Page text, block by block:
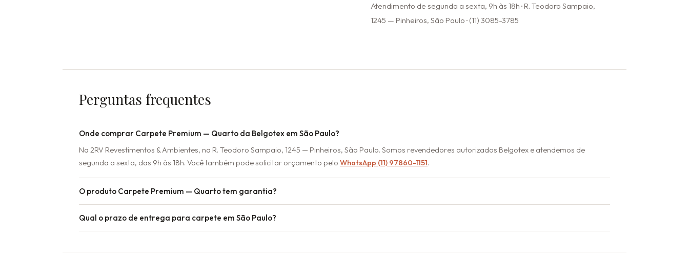
Atendimento de segunda a sexta, 9h às 18h · R. Teodoro Sampaio,
1245 — Pinheiros, São Paulo · (11) 3085-3785
Perguntas frequentes
Onde comprar Carpete Premium — Quarto da Belgotex em São Paulo?
Na 2RV Revestimentos & Ambientes, na R. Teodoro Sampaio, 1245 — Pinheiros, São Paulo. Somos revendedores autorizados Belgotex e atendemos de
segunda a sexta, das 9h às 18h. Você também pode solicitar orçamento pelo WhatsApp (11) 97860-1151.
O produto Carpete Premium — Quarto tem garantia?
Qual o prazo de entrega para carpete em São Paulo?